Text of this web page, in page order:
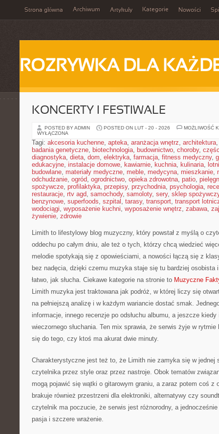
Strona główna Archiwum Artykuły Kategorie Nowości
ROZRYWKA DLA
KONCERTY I FESTIWALE
POSTED BY ADMIN POSTED ON LUT - 20 - 2026
MOŻLIWOŚĆ
WYŁĄCZONA
Tagi: akcesoria kuchenne, apteka, aranżacja wnętrz, architektura
badania genetyczne, biotechnologia, budownictwo, choroby,
diagnostyka, dieta, dom, elektryka, farmacja, fitness medyczny,
edukacyjne, instalacje domowe, kawiarnie, kuchnia, kulinaria,
budowlane, materiały medyczne, meble, medycyna, mieszkanie,
odchudzanie, ogród, ogrodnictwo, opieka zdrowotna, patio,
spożywcze, profilaktyka, przepisy, przychodnia, psychologia,
restauracje, rtv agd, samochody, samoloty, sery, sklep
benzynowe, superfoods, szpital , tarasy, transport, transport
wodociągi, wyposażenie kuchni, wyposażenie wnętrz, zabawa,
żywienie, zdrowie
Limith to lifestylowy blog muzyczny, który powstał z myślą o
oddechu po całym dniu, ale też o tych, którzy chcą wiedzieć
melodie spotykają się z opowieściami, a nowości łączą się z
bez nadęcia, dzięki czemu muzyka staje się tu bardziej
łatwo, jak słucha. Ciekawe kategorie na stronie to Muzyczne
Limith muzyka jest traktowana jak podróż, w której liczy się
na pełniejszą analizę i w każdym wariancie dostać smak.
informacje, innego recenzje po odsłuchu albumu, a jeszcze
wieczornego słuchania. Ten mix sprawia, że serwis żyje w
się do tego, czy ktoś ma akurat dwie minuty.
Charakterystyczne jest też to, że Limith nie zamyka się w jednej
czytelnika przez style oraz przez nastroje. Obok tematów
mogą pojawić się wątki o gitarowym graniu, a zaraz potem coś z
brakuje również przestrzeni dla elektroniki, alternatywy czy
czytelnik ma poczucie, że serwis jest różnorodny, a
pasja i szczere wrażenie.